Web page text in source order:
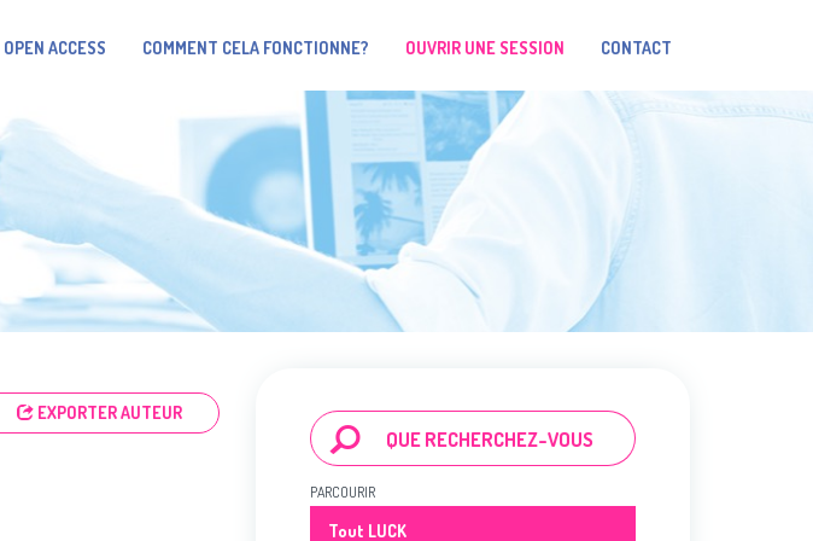
OPEN ACCESS COMMENT CELA FONCTIONNE? OUVRIR UNE SESSION CONTACT
EXPORTER AUTEUR
PARCOURIR
Tout LUCK